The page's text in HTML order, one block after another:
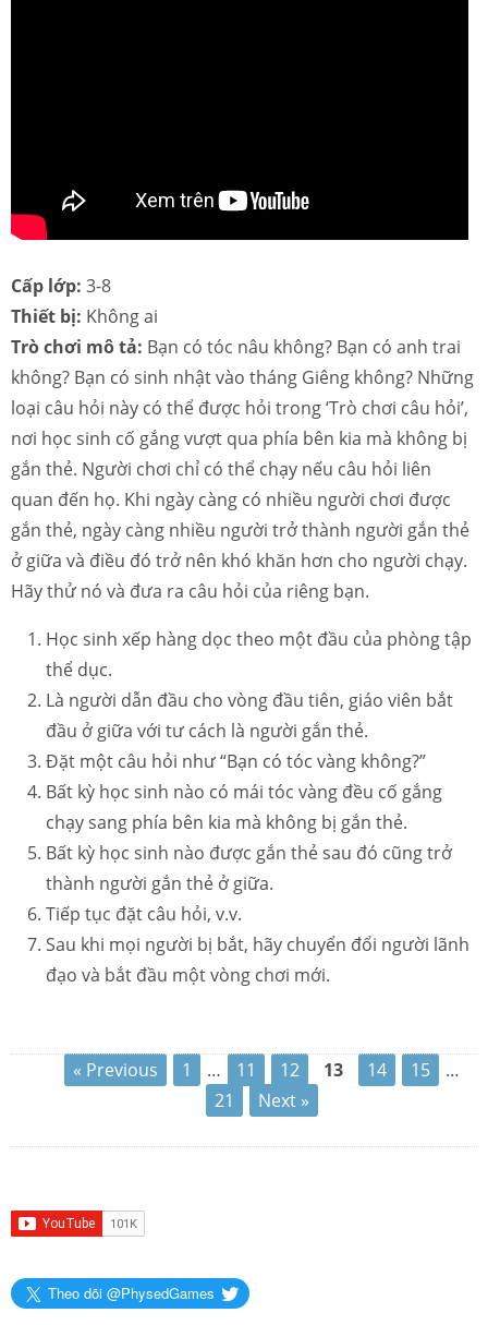
Cấp lớp: 3-8
Thiết bị: Không ai
Trò chơi mô tả: Bạn có tóc nâu không? Bạn có anh trai
không? Bạn có sinh nhật vào tháng Giêng không? Những
loại câu hỏi này có thể được hỏi trong ‘Trò chơi câu hỏi’,
nơi học sinh cố gắng vượt qua phía bên kia mà không bị
gắn thẻ. Người chơi chỉ có thể chạy nếu câu hỏi liên
quan đến họ. Khi ngày càng có nhiều người chơi được
gắn thẻ, ngày càng nhiều người trở thành người gắn thẻ
ở giữa và điều đó trở nên khó khăn hơn cho người chạy.
Hãy thử nó và đưa ra câu hỏi của riêng bạn.
Học sinh xếp hàng dọc theo một đầu của phòng tập
thể dục.
Là người dẫn đầu cho vòng đầu tiên, giáo viên bắt
đầu ở giữa với tư cách là người gắn thẻ.
Đặt một câu hỏi như “Bạn có tóc vàng không?”
Bất kỳ học sinh nào có mái tóc vàng đều cố gắng
chạy sang phía bên kia mà không bị gắn thẻ.
Bất kỳ học sinh nào được gắn thẻ sau đó cũng trở
thành người gắn thẻ ở giữa.
Tiếp tục đặt câu hỏi, v.v.
Sau khi mọi người bị bắt, hãy chuyển đổi người lãnh
đạo và bắt đầu một vòng chơi mới.
« Previous 1 … 11 12 13 14 15
…
21
Next »
Theo dõi @PhysedGames